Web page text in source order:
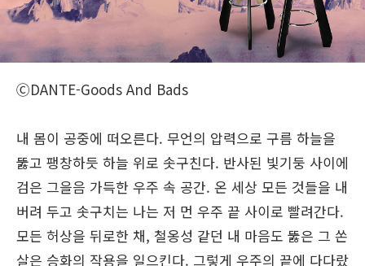
ⒸDANTE-Goods And Bads
내 몸이 공중에 떠오른다. 무언의 압력으로 구름 하늘을
뚫고 팽창하듯 하늘 위로 솟구친다. 반사된 빛기둥 사이에
검은 그을음 가득한 우주 속 공간. 온 세상 모든 것들을 내
버려 두고 솟구치는 나는 저 먼 우주 끝 사이로 빨려간다.
모든 허상을 뒤로한 채, 철옹성 같던 내 마음도 뚫은 그 쏜
살은 승화의 작용을 일으킨다. 그렇게 우주의 끝에 다다랐